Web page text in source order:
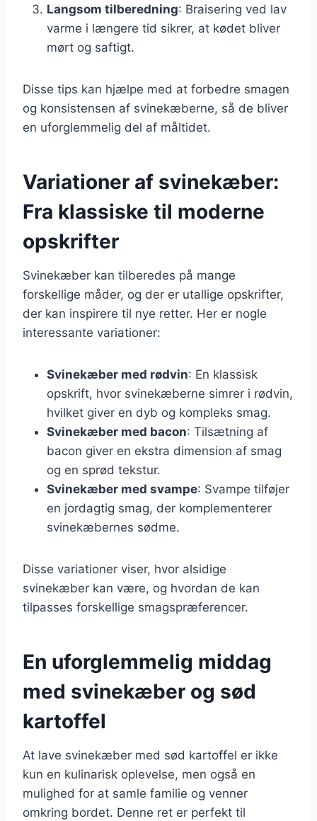
Langsom tilberedning: Braisering ved lav
varme i længere tid sikrer, at kødet bliver
mørt og saftigt.
Disse tips kan hjælpe med at forbedre smagen
og konsistensen af svinekæberne, så de bliver
en uforglemmelig del af måltidet.
Variationer af svinekæber:
Fra klassiske til moderne
opskrifter
Svinekæber kan tilberedes på mange
forskellige måder, og der er utallige opskrifter,
der kan inspirere til nye retter. Her er nogle
interessante variationer:
Svinekæber med rødvin: En klassisk
opskrift, hvor svinekæberne simrer i rødvin,
hvilket giver en dyb og kompleks smag.
Svinekæber med bacon: Tilsætning af
bacon giver en ekstra dimension af smag
og en sprød tekstur.
Svinekæber med svampe: Svampe tilføjer
en jordagtig smag, der komplementerer
svinekæbernes sødme.
Disse variationer viser, hvor alsidige
svinekæber kan være, og hvordan de kan
tilpasses forskellige smagspræferencer.
En uforglemmelig middag
med svinekæber og sød
kartoffel
At lave svinekæber med sød kartoffel er ikke
kun en kulinarisk oplevelse, men også en
mulighed for at samle familie og venner
omkring bordet. Denne ret er perfekt til